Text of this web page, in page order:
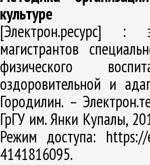
культуре
[Электрон.ресурс] :
магистрантов
физического
оздоровительной и
Городилин. –
ГрГУ им. Янки Купалы,
Режим доступа:
4141816095.